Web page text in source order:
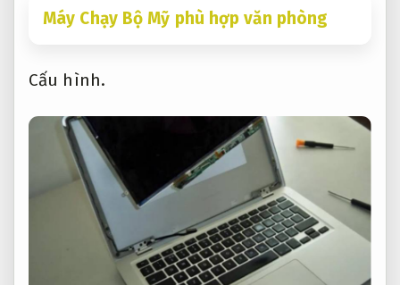
Máy Chạy Bộ Mỹ phù hợp văn phòng
Cấu hình.